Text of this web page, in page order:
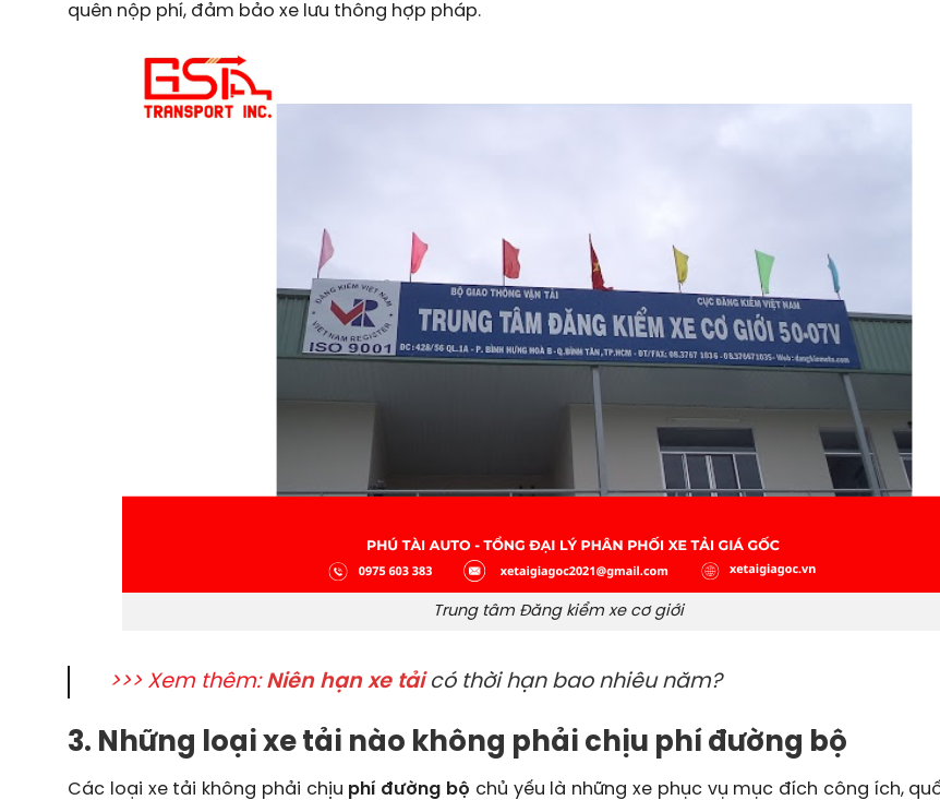
quên nộp phí, đảm bảo xe lưu thông hợp pháp.
Trung tâm Đăng kiểm xe cơ giới
>>> Xem thêm: Niên hạn xe tảicó thời hạn bao nhiêu năm?
3. Những loại xe tải nào không phải chịu phí đường bộ
Các loại xe tải không phải chịu phí đường bộ chủ yếu là những xe phục vụ mục đích công ích,